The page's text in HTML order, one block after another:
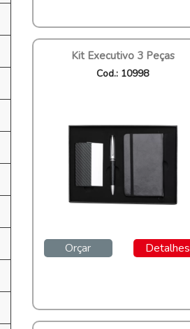
Kit Executivo 3 Peças
Cod.: 10998
Orçar Detalhes